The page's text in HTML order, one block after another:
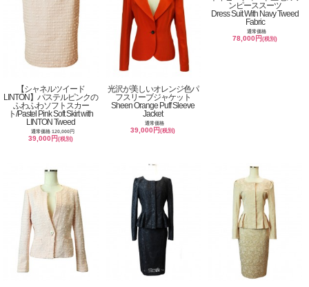
【シャネルツイード
LINTON】パステルピンクの
ふわふわソフトスカー
ト/Pastel Pink Soft Skirt with
LINTON Tweed
通常価格 120,000円
39,000円(税別)
光沢が美しいオレンジ色パ
フスリーブジャケット
Sheen Orange Puff Sleeve
Jacket
通常価格
39,000円(税別)
ンピーススーツ
Dress Suit With Navy Tweed
Fabric
通常価格
78,000円(税別)